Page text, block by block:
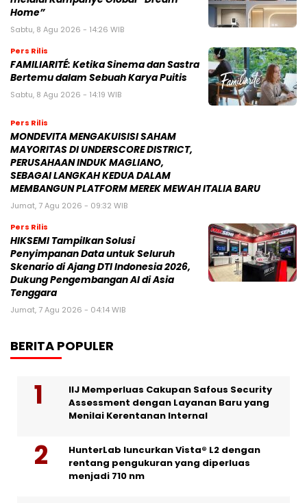
Home”
Sabtu, 8 Agu 2026 - 14:26 WIB
Pers Rilis
FAMILIARITÉ: Ketika Sinema dan Sastra
Bertemu dalam Sebuah Karya Puitis
Sabtu, 8 Agu 2026 - 14:19 WIB
Pers Rilis
MONDEVITA MENGAKUISISI SAHAM
MAYORITAS DI UNDERSCORE DISTRICT,
PERUSAHAAN INDUK MAGLIANO,
SEBAGAI LANGKAH KEDUA DALAM
MEMBANGUN PLATFORM MEREK MEWAH ITALIA BARU
Jumat, 7 Agu 2026 - 09:32 WIB
Pers Rilis
HIKSEMI Tampilkan Solusi
Penyimpanan Data untuk Seluruh
Skenario di Ajang DTI Indonesia 2026,
Dukung Pengembangan AI di Asia
Tenggara
Jumat, 7 Agu 2026 - 04:14 WIB
BERITA POPULER
IIJ Memperluas Cakupan Safous Security
Assessment dengan Layanan Baru yang
Menilai Kerentanan Internal
HunterLab luncurkan Vista® L2 dengan
rentang pengukuran yang diperluas
menjadi 710 nm